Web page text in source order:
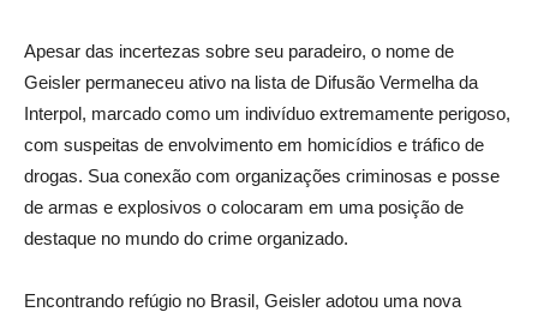
Apesar das incertezas sobre seu paradeiro, o nome de
Geisler permaneceu ativo na lista de Difusão Vermelha da
Interpol, marcado como um indivíduo extremamente perigoso,
com suspeitas de envolvimento em homicídios e tráfico de
drogas. Sua conexão com organizações criminosas e posse
de armas e explosivos o colocaram em uma posição de
destaque no mundo do crime organizado.
Encontrando refúgio no Brasil, Geisler adotou uma nova